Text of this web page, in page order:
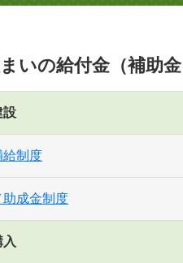
いの給付金（補助金
設
給制度
助成金制度